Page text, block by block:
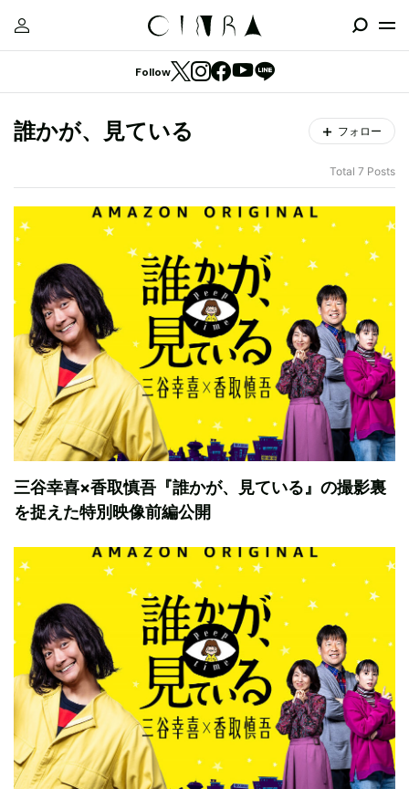
Follow
誰かが、見ている フォロー
Total 7 Posts
三谷幸喜×香取慎吾『誰かが、見ている』の撮影裏
を捉えた特別映像前編公開